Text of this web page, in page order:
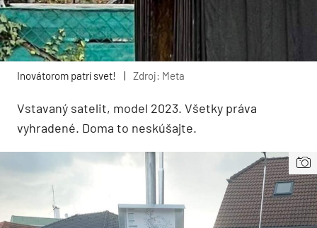
Inovátorom patrí svet! | Zdroj: Meta
Vstavaný satelit, model 2023. Všetky práva
vyhradené. Doma to neskúšajte.